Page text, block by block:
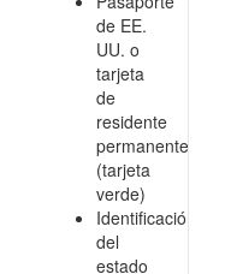
de EE.
UU. o
tarjeta
de
residente
permanente
(tarjeta
verde)
Identificación
del
estado